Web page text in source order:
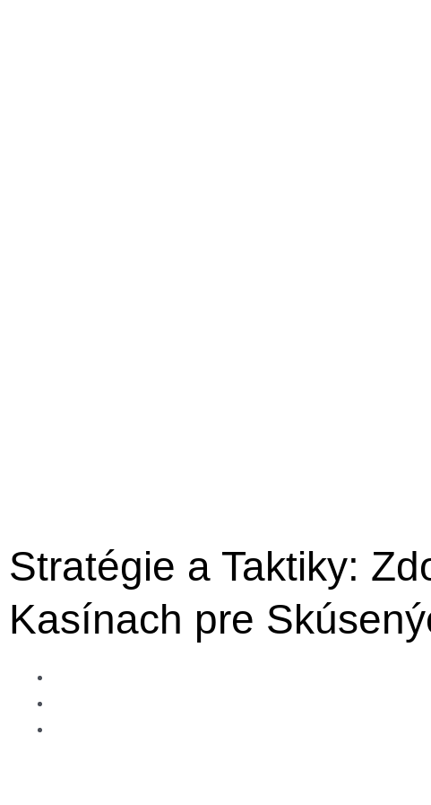
Stratégie a Taktiky:
Kasínach pre